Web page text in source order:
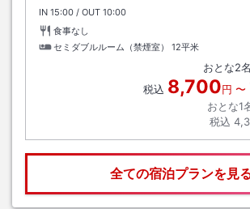
IN チェックイン
15:00 / OUT チェックアウト
10:00
食事なし
セミダブルルーム（禁煙室）
12平米
おとな2名
税込 8,700円 〜
おとな1
税込
全ての宿泊プランを見